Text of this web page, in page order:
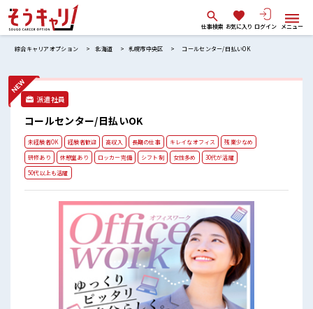
仕事検索 お気に入り ログイン メニュー
綜合キャリアオプション 北海道 札幌市中央区 コールセンター/日払いOK
派遣社員
コールセンター/日払いOK
未経験者OK 経験者歓迎 高収入 長期の仕事 キレイなオフィス
残業少なめ
研修あり
休憩室あり ロッカー完備 シフト制 女性多め
30代が活躍
50代以上も活躍